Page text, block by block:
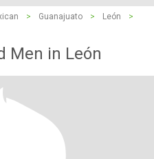
> Guanajuato > León
>
Men in León